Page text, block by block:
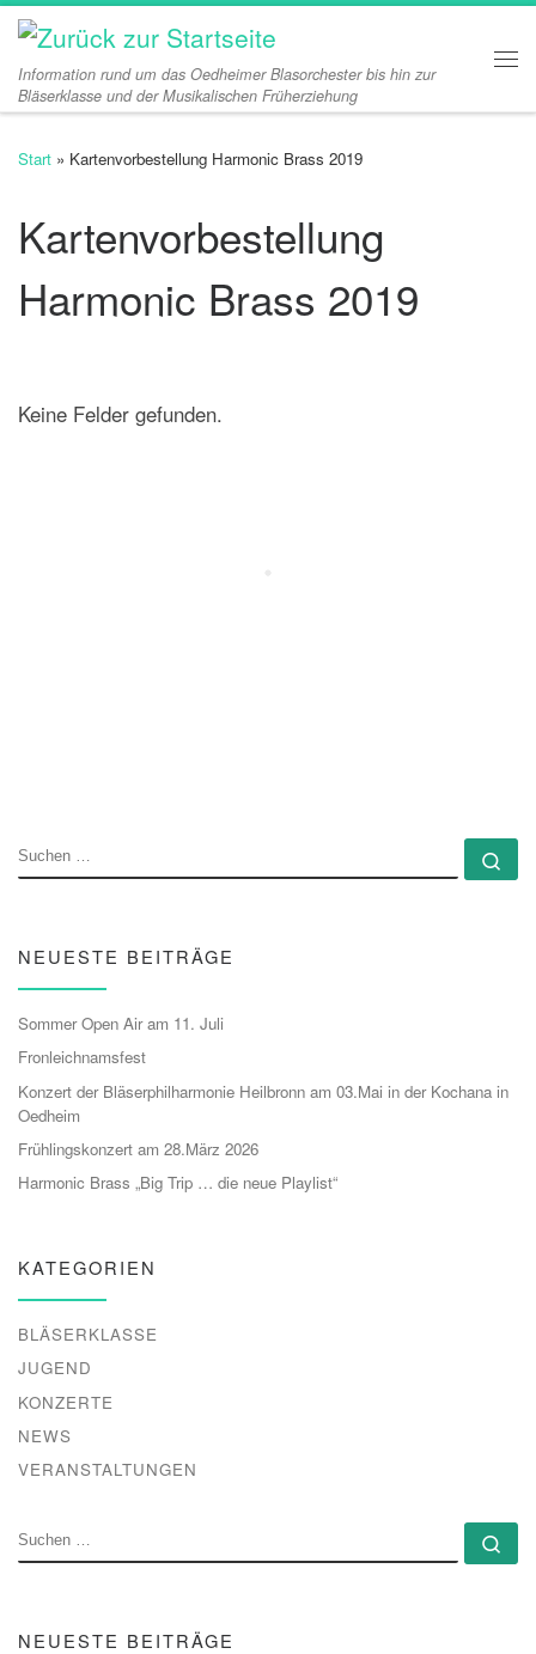
Zum Inhalt springen
Information rund um das Oedheimer Blasorchester bis hin zur
Bläserklasse und der Musikalischen Früherziehung
Start » Kartenvorbestellung Harmonic Brass 2019
Kartenvorbestellung
Harmonic Brass 2019
Keine Felder gefunden.
SUCHE
NEUESTE BEITRÄGE
Sommer Open Air am 11. Juli
Fronleichnamsfest
Konzert der Bläserphilharmonie Heilbronn am 03.Mai in der Kochana in
Oedheim
Frühlingskonzert am 28.März 2026
Harmonic Brass „Big Trip … die neue Playlist“
KATEGORIEN
BLÄSERKLASSE
JUGEND
KONZERTE
NEWS
VERANSTALTUNGEN
SUCHE
NEUESTE BEITRÄGE